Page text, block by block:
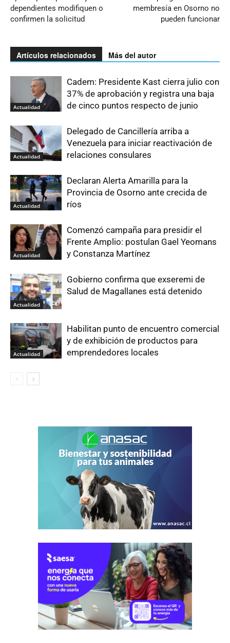
dependientes modifiquen o
confirmen la solicitud
membresía en Osorno no
pueden funcionar
Artículos relacionados Más del autor
Actualidad
Cadem: Presidente Kast cierra julio con
37% de aprobación y registra una baja
de cinco puntos respecto de junio
Actualidad
Delegado de Cancillería arriba a
Venezuela para iniciar reactivación de
relaciones consulares
Actualidad
Declaran Alerta Amarilla para la
Provincia de Osorno ante crecida de
ríos
Actualidad
Comenzó campaña para presidir el
Frente Amplio: postulan Gael Yeomans
y Constanza Martínez
Actualidad
Gobierno confirma que exseremi de
Salud de Magallanes está detenido
Actualidad
Habilitan punto de encuentro comercial
y de exhibición de productos para
emprendedores locales